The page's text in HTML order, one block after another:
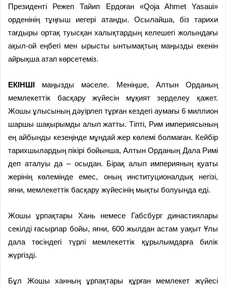
Президенті Режеп Тайип Ердоған «Qoja Ahmet Yasaui»
орденінің тұңғыш иегері атанды. Осылайша, біз тарихи
тағдыры ортақ туысқан халықтардың келешегі жолындағы
ақыл-ой еңбегі мен ырысты ынтымақтың маңызды екенін
айрықша атап көрсетеміз.
ЕКІНШІ маңызды мәселе. Меніңше, Алтын Орданың
мемлекеттік басқару жүйесін мұқият зерделеу қажет.
Жошы ұлысының дәуірлеп тұрған кездегі аумағы 6 миллион
шаршы шақырымды алып жатты. Тіпті, Рим империясының
ең айбынды кезеңінде мұндай жер көлемі болмаған. Кейбір
тарихшылардың пікірі бойынша, Алтын Орданың Дала Римі
деп аталуы да – осыдан. Бірақ алып империяның қуаты
жерінің көлемінде емес, оның институционалдық негізі,
яғни, мемлекеттік басқару жүйесінің мықты болуында еді.
Жошы ұрпақтары Хань немесе Габсбург династиялары
секілді ғасырлар бойы, яғни, 600 жылдан астам уақыт Ұлы
дала төсіндегі түрлі мемлекеттік құрылымдарға билік
жүргізді.
Бұл Жошы ханның ұрпақтары құрған мемлекет жүйесі